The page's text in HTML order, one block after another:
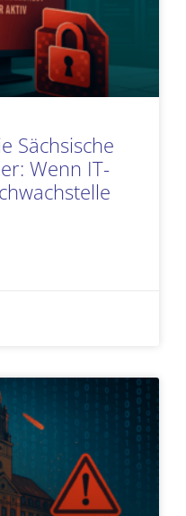
Sächsische
Wenn IT-